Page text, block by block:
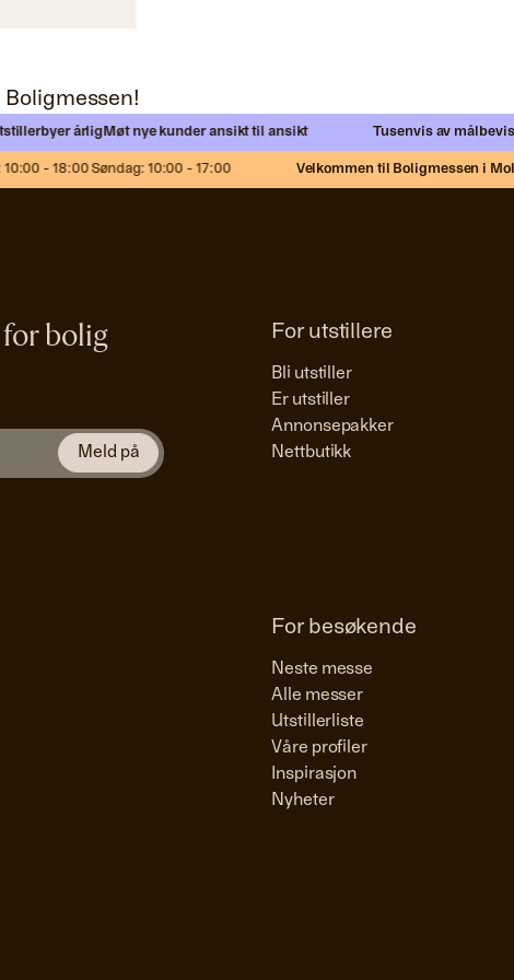
Boligmessen!
årligMøt nye kunder ansikt til ansikt Tusenvis av målbevisste
- 18:00 Søndag: 10:00 - 17:00 Velkommen til Boligmessen i Molde:
bolig
For utstillere
Bli utstiller
Er utstiller
Annonsepakker
Nettbutikk
For besøkende
Neste messe
Alle messer
Utstillerliste
Våre profiler
Inspirasjon
Nyheter